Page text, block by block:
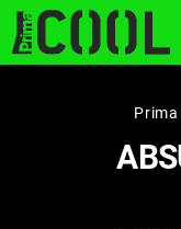
STARHOUSE
PLNEJ
Prima